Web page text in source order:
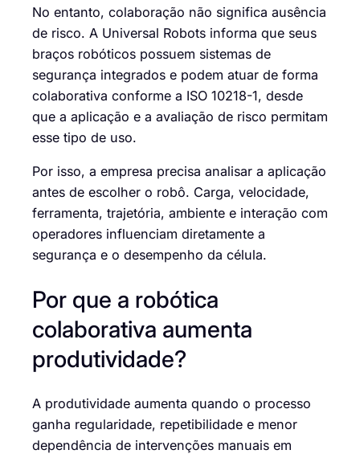
No entanto, colaboração não significa ausência
de risco. A Universal Robots informa que seus
braços robóticos possuem sistemas de
segurança integrados e podem atuar de forma
colaborativa conforme a ISO 10218-1, desde
que a aplicação e a avaliação de risco permitam
esse tipo de uso.
Por isso, a empresa precisa analisar a aplicação
antes de escolher o robô. Carga, velocidade,
ferramenta, trajetória, ambiente e interação com
operadores influenciam diretamente a
segurança e o desempenho da célula.
Por que a robótica
colaborativa aumenta
produtividade?
A produtividade aumenta quando o processo
ganha regularidade, repetibilidade e menor
dependência de intervenções manuais em